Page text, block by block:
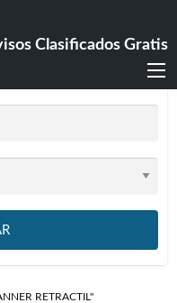
Clasificados Gratis
RETRACTIL"